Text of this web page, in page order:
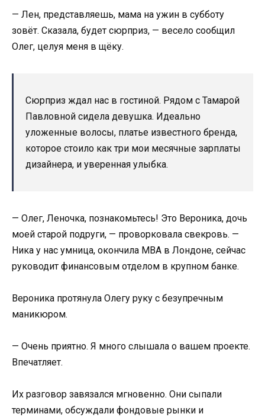
— Лен, представляешь, мама на ужин в субботу
зовёт. Сказала, будет сюрприз, — весело сообщил
Олег, целуя меня в щёку.
Сюрприз ждал нас в гостиной. Рядом с Тамарой
Павловной сидела девушка. Идеально
уложенные волосы, платье известного бренда,
которое стоило как три мои месячные зарплаты
дизайнера, и уверенная улыбка.
— Олег, Леночка, познакомьтесь! Это Вероника, дочь
моей старой подруги, — проворковала свекровь. —
Ника у нас умница, окончила MBA в Лондоне, сейчас
руководит финансовым отделом в крупном банке.
Вероника протянула Олегу руку с безупречным
маникюром.
— Очень приятно. Я много слышала о вашем проекте.
Впечатляет.
Их разговор завязался мгновенно. Они сыпали
терминами, обсуждали фондовые рынки и